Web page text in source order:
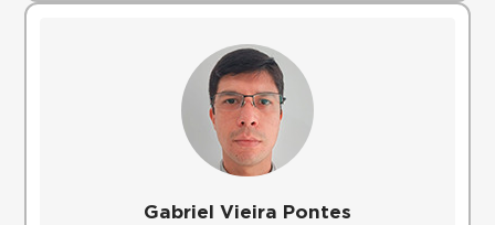
Gabriel Vieira Pontes